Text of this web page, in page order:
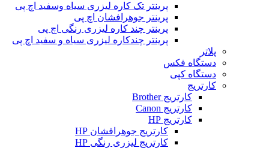
پرینتر تک کاره لیزری سیاه وسفید اچ پی
پرینتر جوهرافشان اچ پی
پرینتر چند کاره لیزری رنگی اچ پی
پرینتر چندکاره لیزری سیاه و سفید اچ پی
پلاتر
دستگاه فکس
دستگاه کپی
کارتریج
کارتریج Brother
کارتریج Canon
کارتریج HP
کارتریج جوهرافشان HP
کارتریج لیزری رنگی HP